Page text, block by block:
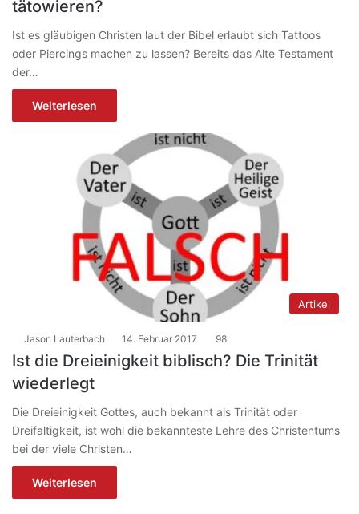
tätowieren?
Ist es gläubigen Christen laut der Bibel erlaubt sich Tattoos
oder Piercings machen zu lassen? Bereits das Alte Testament
der…
Weiterlesen
Artikel
Jason Lauterbach 14. Februar 2017 98
Ist die Dreieinigkeit biblisch? Die Trinität
wiederlegt
Die Dreieinigkeit Gottes, auch bekannt als Trinität oder
Dreifaltigkeit, ist wohl die bekannteste Lehre des Christentums
bei der viele Christen…
Weiterlesen